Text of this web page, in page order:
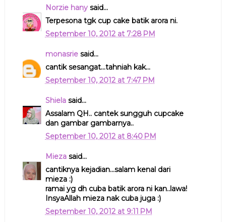
Norzie hanysaid...
Terpesona tgk cup cake batik arora ni.
September 10, 2012 at 7:28 PM
monasriesaid...
cantik sesangat...tahniah kak...
September 10, 2012 at 7:47 PM
Shielasaid...
Assalam QH.. cantek sungguh cupcake
dan gambar gambarnya..
September 10, 2012 at 8:40 PM
Miezasaid...
cantiknya kejadian...salam kenal dari
mieza :)
ramai yg dh cuba batik arora ni kan..lawa!
InsyaAllah mieza nak cuba juga :)
September 10, 2012 at 9:11 PM